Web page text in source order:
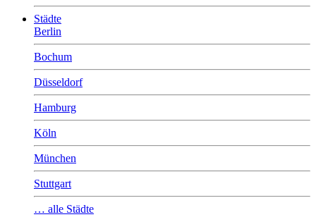
Städte
Berlin
Bochum
Düsseldorf
Hamburg
Köln
München
Stuttgart
… alle Städte